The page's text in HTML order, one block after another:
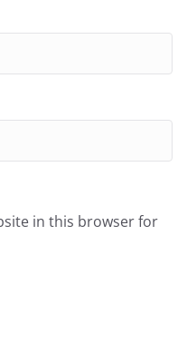
in this browser for